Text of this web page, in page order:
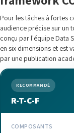
Pour les tâches à fortes
audience précise sur un
conçu par l'équipe Data
en six dimensions et est
par une publication
RECOMMANDÉ
R-T-C-F
COMPOSANTS